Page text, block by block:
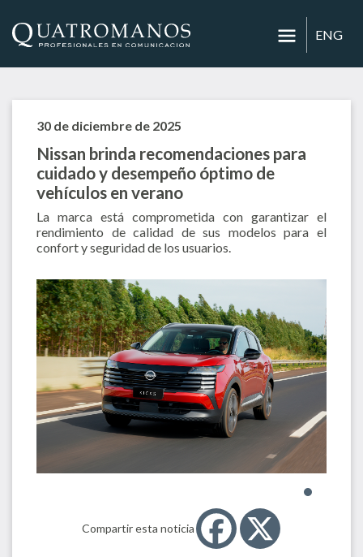
ENG
30 de diciembre de 2025
Nissan brinda recomendaciones para
cuidado y desempeño óptimo de
vehículos en verano
La marca está comprometida con garantizar el
rendimiento de calidad de sus modelos para el
confort y seguridad de los usuarios.
Compartir esta noticia